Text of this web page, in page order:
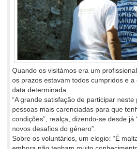
Quando os visitámos era um
os prazos estavam todos cumpridos e
data determinada.
“A grande satisfação de participar
pessoas mais carenciadas para que
condições”, realça, dizendo-se desde já
novos desafios do género”.
Sobre os voluntários, um elogio: “É